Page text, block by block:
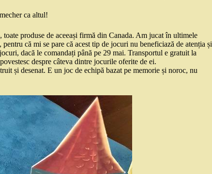
ca altul!
produse de aceeași firmă din Canada. Am jucat în ultimele
că mi se pare că acest tip de jocuri nu beneficiază de atenția și
dacă le comandați până pe 29 mai. Transportul e gratuit la
despre câteva dintre jocurile oferite de ei.
și desenat. E un joc de echipă bazat pe memorie și noroc, nu